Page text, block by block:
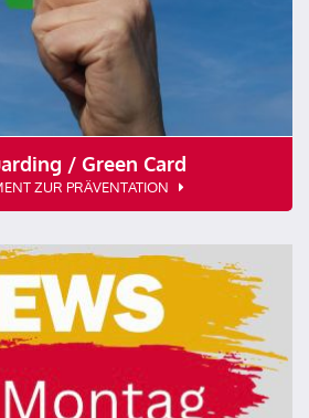
/ Green Card
ZUR PRÄVENTATION